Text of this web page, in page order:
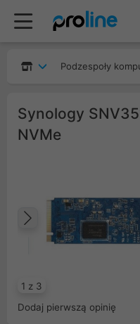
Podzespoły
Synology
NVMe
1 z 3
Poprzedni
Dodaj pierwszą opinię